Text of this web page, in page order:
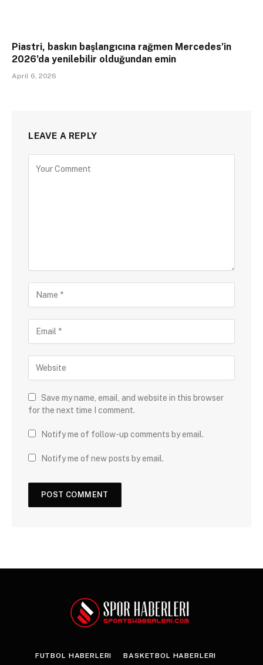
Piastri, baskın başlangıcına rağmen Mercedes’in
2026’da yenilebilir olduğundan emin
April 6, 2026
LEAVE A REPLY
Save my name, email, and website in this browser
for the next time I comment.
Notify me of follow-up comments by email.
Notify me of new posts by email.
FUTBOL HABERLERI BASKETBOL HABERLERI